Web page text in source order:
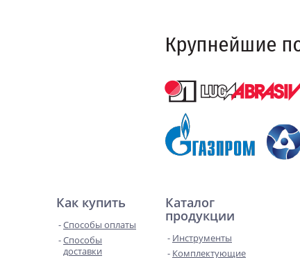
Как купить
Способы оплаты
Способы
доставки
Каталог
продукции
Инструменты
Комплектующие